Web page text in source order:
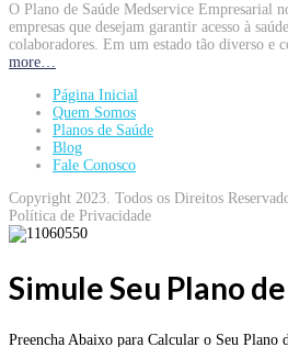
O Plano de Saúde Medservice Empresarial
empresas que desejam garantir acesso à
colaboradores. Em um estado tão diverso e
more…
Página Inicial
Quem Somos
Planos de Saúde
Blog
Fale Conosco
Copyright 2023. Todos os Direitos
Política de Privacidade
Simule Seu Plano
Preencha Abaixo para Calcular o Seu Plano